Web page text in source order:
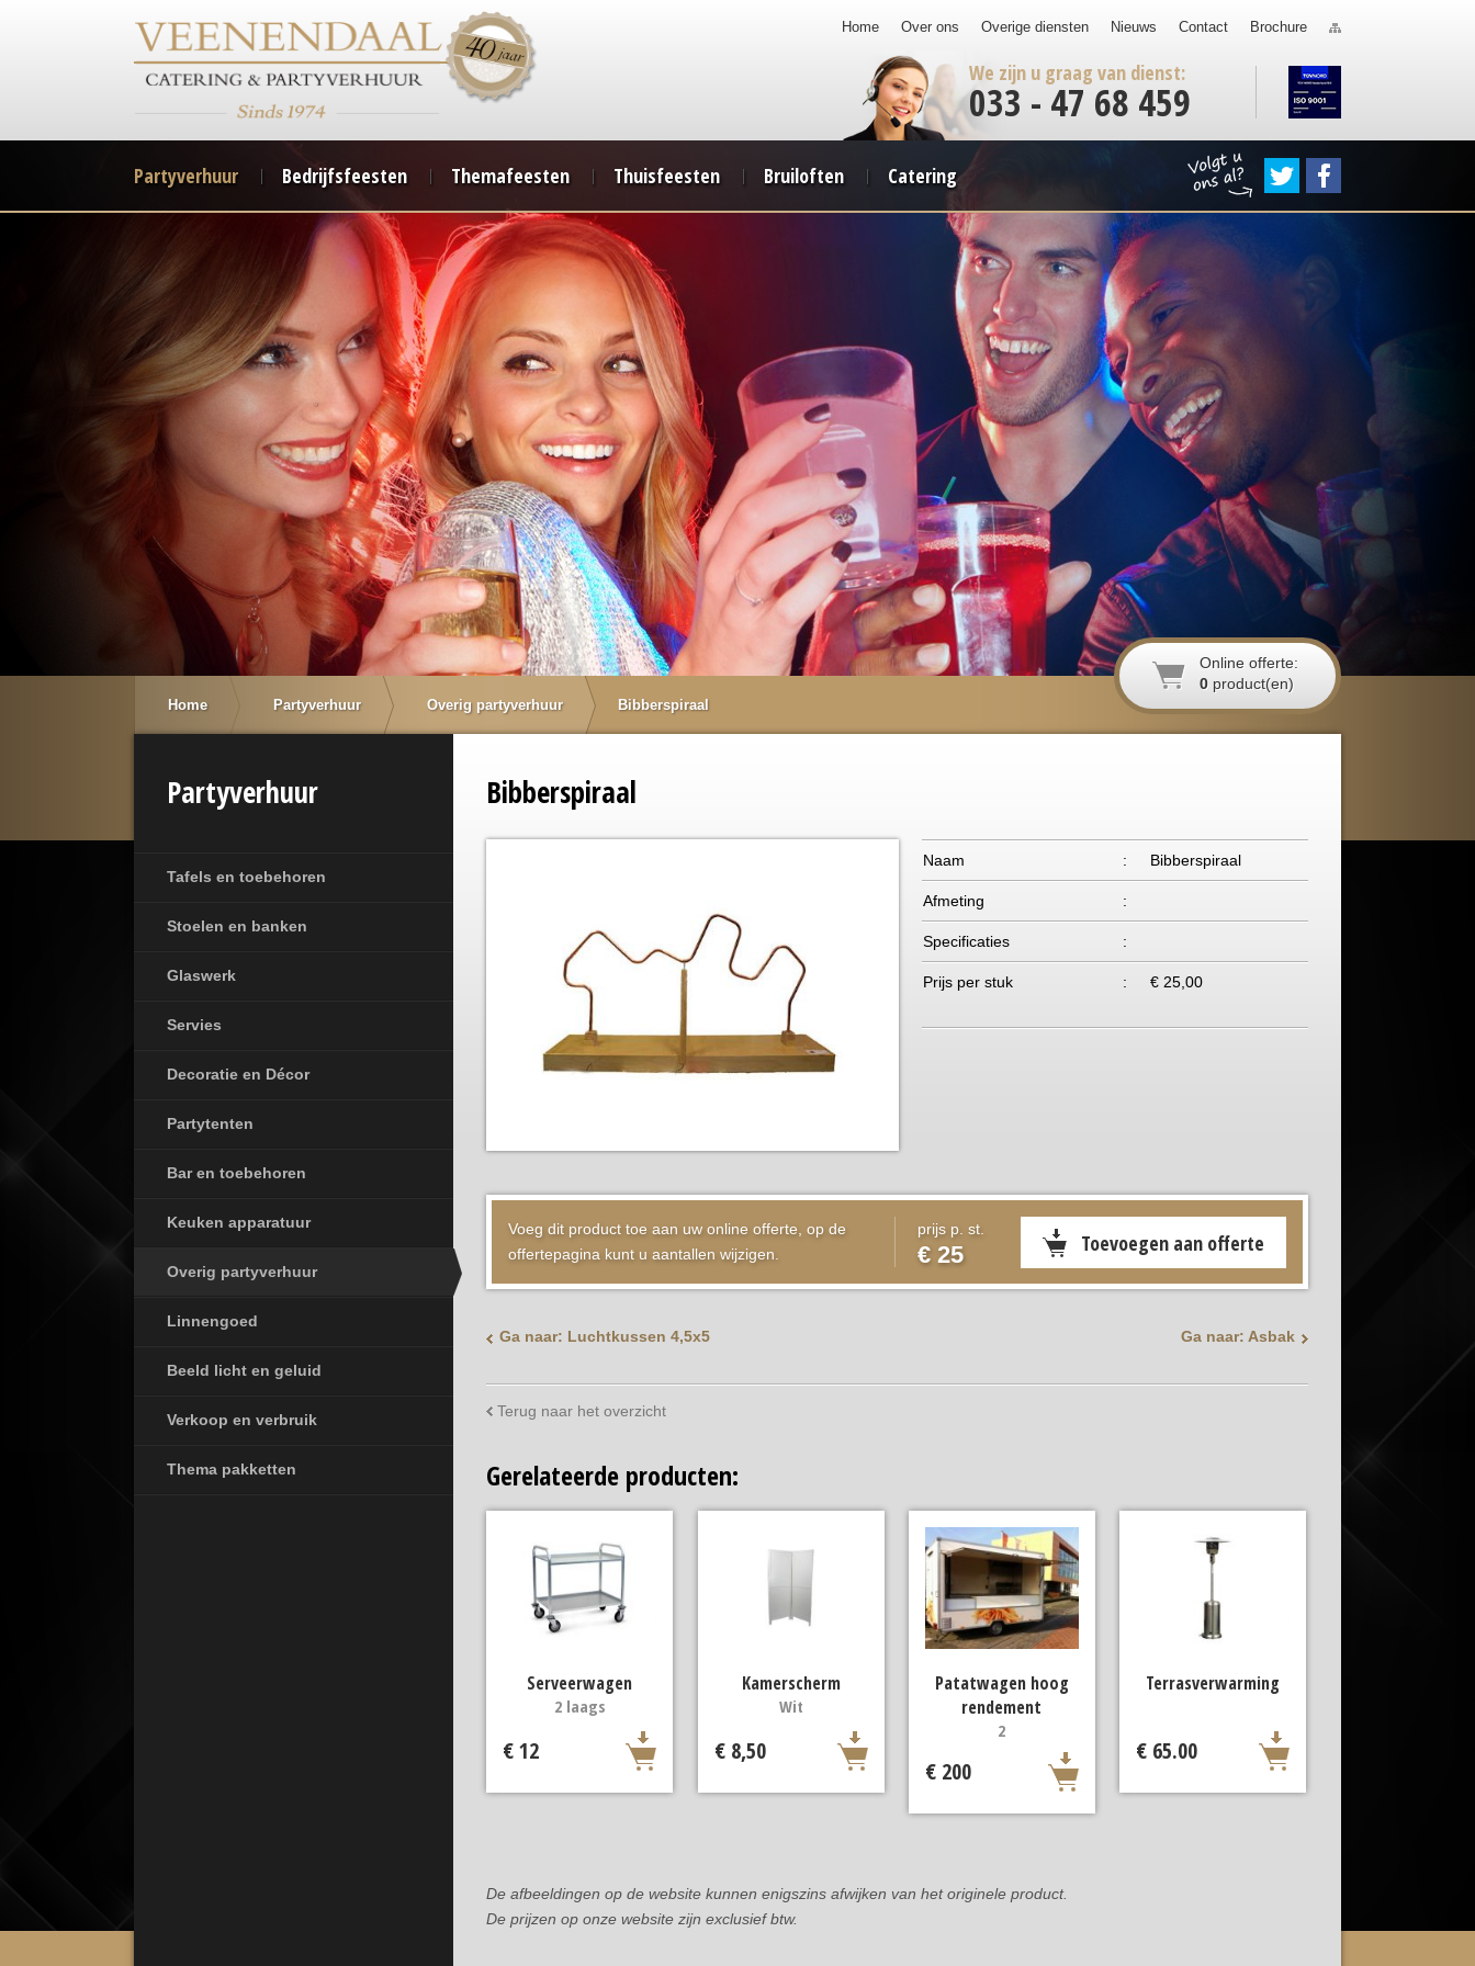
Home Over ons Overige diensten Nieuws Contact Brochure
We zijn u graag van dienst:
033 - 47 68 459
Partyverhuur Bedrijfsfeesten Themafeesten Thuisfeesten Bruiloften Catering
Online offerte:
0 product(en)
Home Partyverhuur Overig partyverhuur Bibberspiraal
Partyverhuur
Tafels en toebehoren
Stoelen en banken
Glaswerk
Servies
Decoratie en Décor
Partytenten
Bar en toebehoren
Keuken apparatuur
Overig partyverhuur
Linnengoed
Beeld licht en geluid
Verkoop en verbruik
Thema pakketten
Bibberspiraal
Naam : Bibberspiraal
Afmeting :
Specificaties :
Prijs per stuk : € 25,00
Voeg dit product toe aan uw online offerte, op de
offertepagina kunt u aantallen wijzigen.
prijs p. st.
€ 25
Ga naar: Luchtkussen 4,5x5 Ga naar: Asbak
Terug naar het overzicht
Gerelateerde producten:
Serveerwagen
2 laags
€ 12
Kamerscherm
Wit
€ 8,50
Patatwagen hoog
rendement
2
€ 200
Terrasverwarming
€ 65.00
De afbeeldingen op de website kunnen enigszins afwijken van het originele product.
De prijzen op onze website zijn exclusief btw.